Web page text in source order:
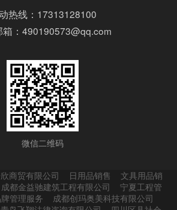
任心强，有条理，效率高，配
热线：17313128100
箱：490190573@qq.com
微信二维码
商贸有限公司 日用品销售
文具用品销
成都金益驰建筑工程有限公司
宁夏工程管
管理服务
成都创玛奥美科技有限公司